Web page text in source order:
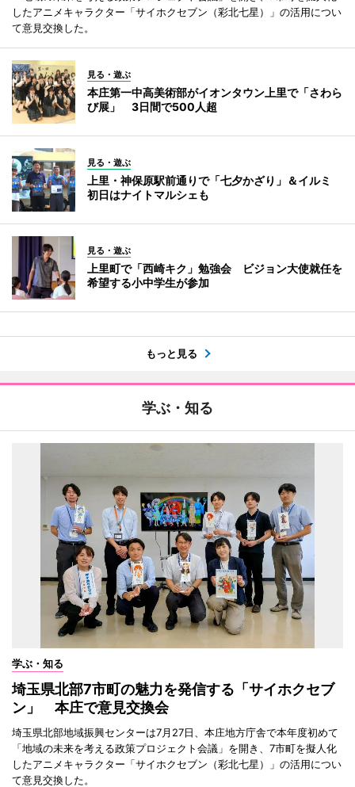
したアニメキャラクター「サイホクセブン（彩北七星）」の活用につい
て意見交換した。
見る・遊ぶ
本庄第一中高美術部がイオンタウン上里で「さわら
び展」 3日間で500人超
見る・遊ぶ
上里・神保原駅前通りで「七夕かざり」＆イルミ
初日はナイトマルシェも
見る・遊ぶ
上里町で「西崎キク」勉強会 ビジョン大使就任を
希望する小中学生が参加
もっと見る
学ぶ・知る
学ぶ・知る
埼玉県北部7市町の魅力を発信する「サイホクセブ
ン」 本庄で意見交換会
埼玉県北部地域振興センターは7月27日、本庄地方庁舎で本年度初めて
「地域の未来を考える政策プロジェクト会議」を開き、7市町を擬人化
したアニメキャラクター「サイホクセブン（彩北七星）」の活用につい
て意見交換した。